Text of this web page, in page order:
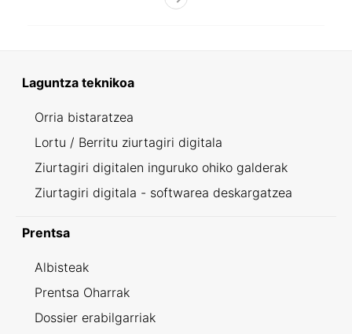
Laguntza teknikoa
Orria bistaratzea
Lortu / Berritu ziurtagiri digitala
Ziurtagiri digitalen inguruko ohiko galderak
Ziurtagiri digitala - softwarea deskargatzea
Prentsa
Albisteak
Prentsa Oharrak
Dossier erabilgarriak